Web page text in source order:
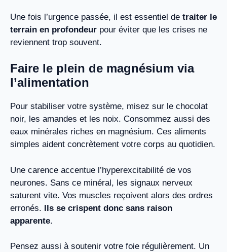
Une fois l’urgence passée, il est essentiel de traiter le
terrain en profondeur pour éviter que les crises ne
reviennent trop souvent.
Faire le plein de magnésium via
l’alimentation
Pour stabiliser votre système, misez sur le chocolat
noir, les amandes et les noix. Consommez aussi des
eaux minérales riches en magnésium. Ces aliments
simples aident concrètement votre corps au quotidien.
Une carence accentue l’hyperexcitabilité de vos
neurones. Sans ce minéral, les signaux nerveux
saturent vite. Vos muscles reçoivent alors des ordres
erronés. Ils se crispent donc sans raison
apparente.
Pensez aussi à soutenir votre foie régulièrement. Un